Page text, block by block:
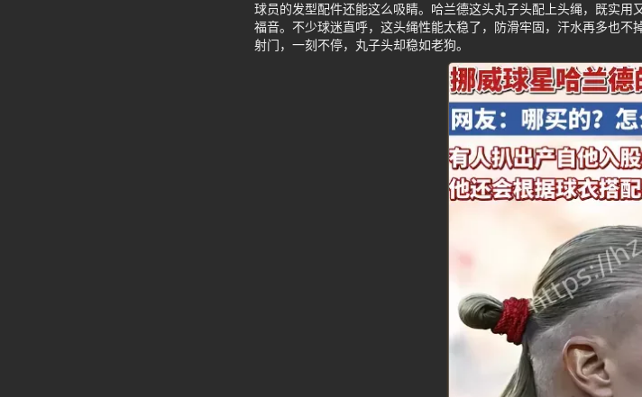
球员的发型配件还能这么吸睛。哈兰德这头丸子头配上头绳，既实
福音。不少球迷直呼，这头绳性能太稳了，防滑牢固，汗水再多也不
射门，一刻不停，丸子头却稳如老狗。